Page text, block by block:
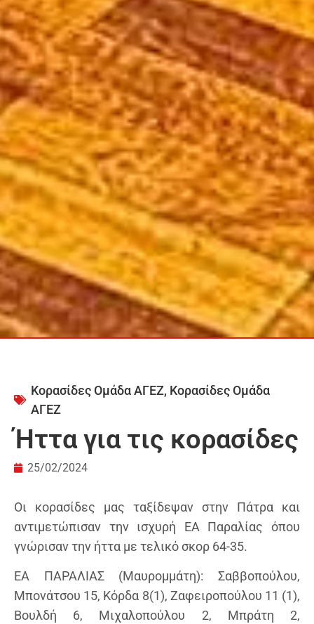
Κορασίδες Ομάδα ΑΓΕΖ, Κορασίδες Ομάδα
ΑΓΕΖ
Ήττα για τις κορασίδες
25/02/2024
Οι κορασίδες μας ταξίδεψαν στην Πάτρα και
αντιμετώπισαν την ισχυρή ΕΑ Παραλίας όπου
γνώρισαν την ήττα με τελικό σκορ 64-35.
ΕΑ ΠΑΡΑΛΙΑΣ (Μαυρομμάτη): Σαββοπούλου,
Μπονάτσου 15, Κόρδα 8(1), Ζαφειροπούλου 11 (1),
Βουλδή 6, Μιχαλοπούλου 2, Μπράτη 2,